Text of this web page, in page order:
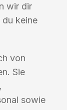
wir dir
du keine
von
Sie
sowie